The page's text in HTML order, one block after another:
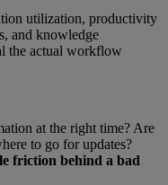
utilization, productivity
and knowledge
the actual workflow
at the right time? Are
to go for updates?
friction behind a bad